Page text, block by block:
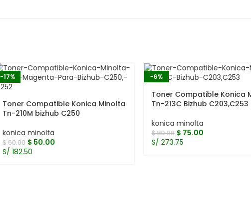
-17%
Toner Compatible Konica Minolta
Tn-210M bizhub C250
konica minolta
$60.00 $ 50.00
S/ 182.50
-6%
Toner Compatible Konica
Tn-213C Bizhub C203,C253
konica minolta
$80.00 $ 75.00
S/ 273.75